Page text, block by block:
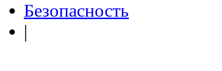
Безопасность
|